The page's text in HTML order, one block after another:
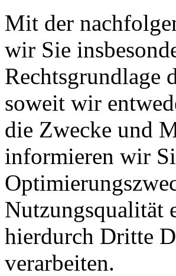
Mit der
wir Sie
Rechtsgrundlage
soweit wir
die Zwecke und
informieren wir
Nutzungsqualität
hierdurch Dritte
verarbeiten.